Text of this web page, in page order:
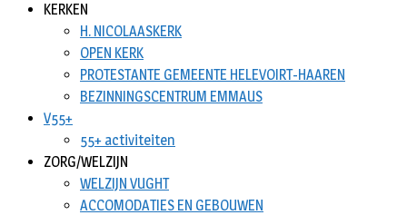
KERKEN
H. NICOLAASKERK
OPEN KERK
PROTESTANTE GEMEENTE HELEVOIRT-HAAREN
BEZINNINGSCENTRUM EMMAUS
V55+
55+ activiteiten
ZORG/WELZIJN
WELZIJN VUGHT
ACCOMODATIES EN GEBOUWEN